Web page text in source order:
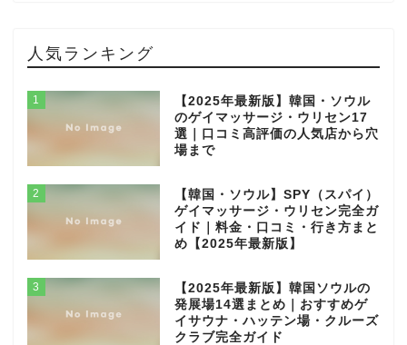
人気ランキング
1
【2025年最新版】韓国・ソウル
のゲイマッサージ・ウリセン17
選｜口コミ高評価の人気店から穴
場まで
2
【韓国・ソウル】SPY（スパイ）
ゲイマッサージ・ウリセン完全ガ
イド｜料金・口コミ・行き方まと
め【2025年最新版】
3
【2025年最新版】韓国ソウルの
発展場14選まとめ｜おすすめゲ
イサウナ・ハッテン場・クルーズ
クラブ完全ガイド